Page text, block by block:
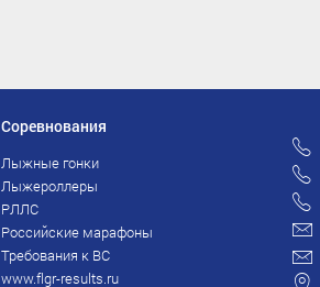
Соревнования
Лыжные гонки
Лыжероллеры
РЛЛС
Российские марафоны
Требования к ВС
www.flgr-results.ru